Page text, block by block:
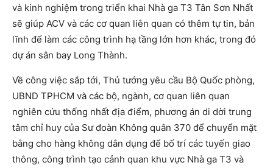
và kinh nghiệm trong triển khai Nhà ga T3 Tân Sơn Nhất
sẽ giúp ACV và các cơ quan liên quan có thêm tự tin, bản
lĩnh để làm các công trình hạ tầng lớn hơn khác, trong đó
dự án sân bay Long Thành.
Về công việc sắp tới, Thủ tướng yêu cầu Bộ Quốc phòng,
UBND TPHCM và các bộ, ngành, cơ quan liên quan
nghiên cứu thống nhất địa điểm, phương án di dời trung
tâm chỉ huy của Sư đoàn Không quân 370 để chuyển mặt
bằng cho hàng không dân dụng để bố trí các tuyến giao
thông, công trình tạo cảnh quan khu vực Nhà ga T3 và